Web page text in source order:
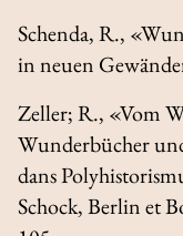
Schenda, R.,
in neuen
Zeller; R., «Vom
Wunderbücher
dans
Schock, Berlin et